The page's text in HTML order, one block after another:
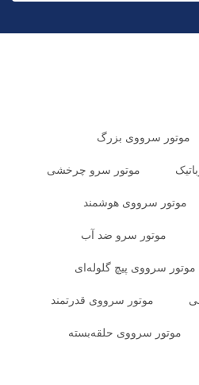
موتور سرووی بزرگ
موتور سرو چرخشی
موتور سرووی هوشمند
موتور سرو ضد آب
موتور سرووی پیچ گلوله‌ای
موتور سرووی قدرتمند
موتور سرووی حلقه‌بسته